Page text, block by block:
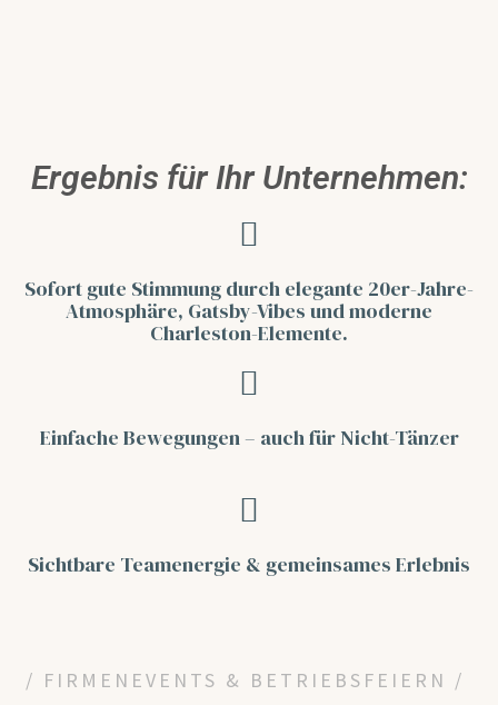
Ergebnis für Ihr Unternehmen:
Sofort gute Stimmung durch elegante 20er-Jahre-
Atmosphäre, Gatsby-Vibes und moderne
Charleston-Elemente.
Einfache Bewegungen – auch für Nicht-Tänzer
Sichtbare Teamenergie & gemeinsames Erlebnis
/ FIRMENEVENTS & BETRIEBSFEIERN /